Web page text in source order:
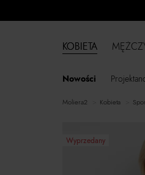
KOBIETA
Nowości
moliera2 kobieta
Wyprzedany